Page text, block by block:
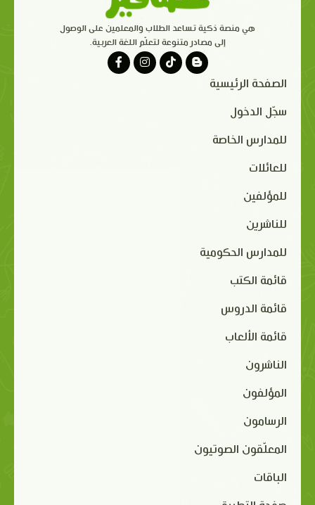
هي منصة ذكية تساعد الطلاب والمعلمين على الوصول
إلى مصادر متنوعة لتعلّم اللغة العربية.
الصفحة الرئيسية
سجّل الدخول
للمدارس الخاصة
للعائلات
للمؤلفين
للناشرين
للمدارس الحكومية
قائمة الكتب
قائمة الدروس
قائمة الألعاب
الناشرون
المؤلفون
الرسامون
المعلّقون الصوتيون
الباقات